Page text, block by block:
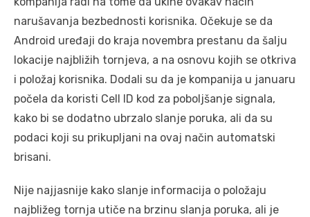
narušavanja bezbednosti korisnika. Očekuje se da
Android uređaji do kraja novembra prestanu da šalju
lokacije najbližih tornjeva, a na osnovu kojih se otkriva
i položaj korisnika. Dodali su da je kompanija u januaru
počela da koristi Cell ID kod za poboljšanje signala,
kako bi se dodatno ubrzalo slanje poruka, ali da su
podaci koji su prikupljani na ovaj način automatski
brisani.
Nije najjasnije kako slanje informacija o položaju
najbližeg tornja utiče na brzinu slanja poruka, ali je